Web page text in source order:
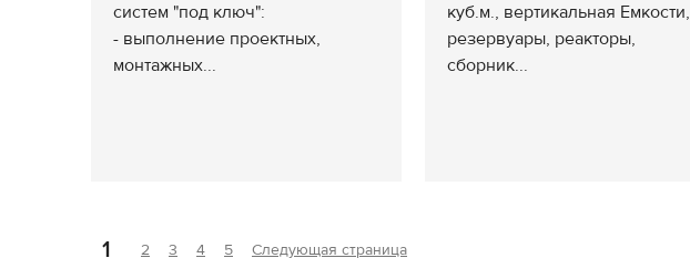
систем "под ключ":
- выполнение проектных,
монтажных...
куб.м., вертикальная Емкости,
резервуары, реакторы,
сборник...
1 2 3 4 5 Следующая страница